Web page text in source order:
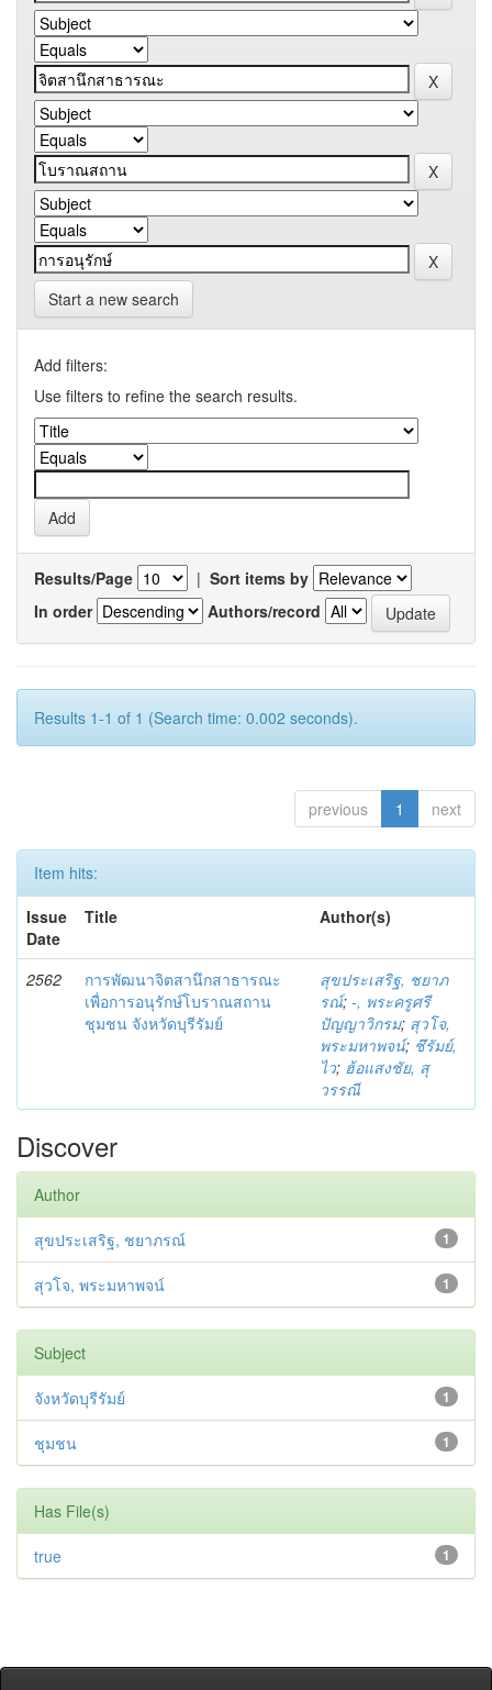
Start a new search
Add filters:
Use filters to refine the search results.
Results/Page | Sort items by
In order
Authors/record
Results 1-1 of 1 (Search time: 0.002 seconds).
previous 1 next
Item hits:
Issue
Date
Title Author(s)
2562
การพัฒนาจิตสานึกสาธารณะ
เพื่อการอนุรักษ์โบราณสถาน
ชุมชน จังหวัดบุรีรัมย์
สุขประเสริฐ, ชยาภ
รณ์; -, พระครูศรี
ปัญญาวิกรม; สุวโจ,
พระมหาพจน์; ชึรัมย์,
ไว; ฮ้อแสงชัย, สุ
วรรณี
Discover
Author
1
สุขประเสริฐ, ชยาภรณ์
1
สุวโจ, พระมหาพจน์
Subject
1
จังหวัดบุรีรัมย์
1
ชุมชน
Has File(s)
1
true